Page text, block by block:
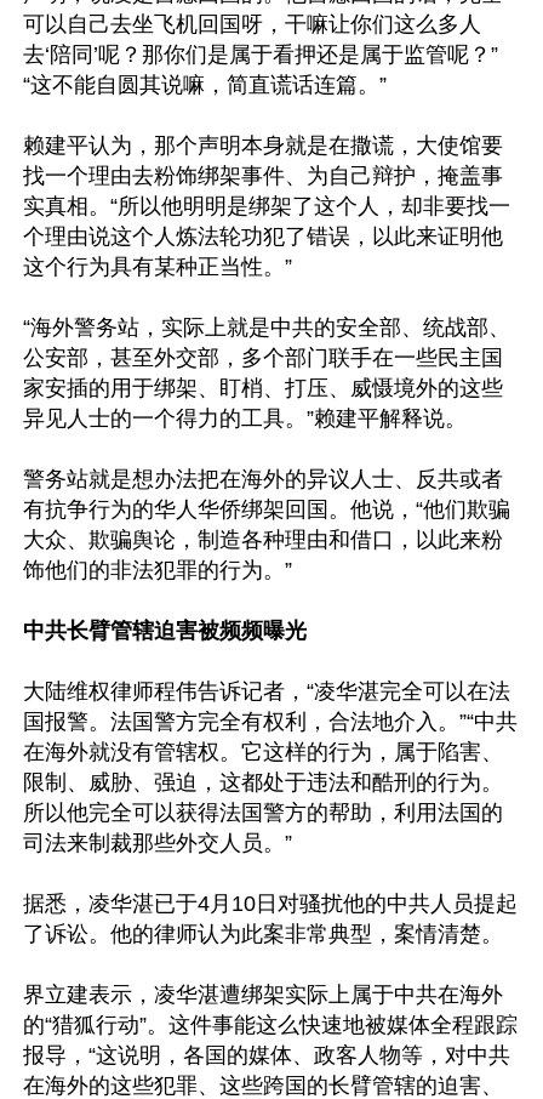
可以自己去坐飞机回国呀，干嘛让你们这么多人
去‘陪同’呢？那你们是属于看押还是属于监管呢？”
“这不能自圆其说嘛，简直谎话连篇。”
赖建平认为，那个声明本身就是在撒谎，大使馆要
找一个理由去粉饰绑架事件、为自己辩护，掩盖事
实真相。“所以他明明是绑架了这个人，却非要找一
个理由说这个人炼法轮功犯了错误，以此来证明他
这个行为具有某种正当性。”
“海外警务站，实际上就是中共的安全部、统战部、
公安部，甚至外交部，多个部门联手在一些民主国
家安插的用于绑架、盯梢、打压、威慑境外的这些
异见人士的一个得力的工具。”赖建平解释说。
警务站就是想办法把在海外的异议人士、反共或者
有抗争行为的华人华侨绑架回国。他说，“他们欺骗
大众、欺骗舆论，制造各种理由和借口，以此来粉
饰他们的非法犯罪的行为。”
中共长臂管辖迫害被频频曝光
大陆维权律师程伟告诉记者，“凌华湛完全可以在法
国报警。法国警方完全有权利，合法地介入。”“中共
在海外就没有管辖权。它这样的行为，属于陷害、
限制、威胁、强迫，这都处于违法和酷刑的行为。
所以他完全可以获得法国警方的帮助，利用法国的
司法来制裁那些外交人员。”
据悉，凌华湛已于4月10日对骚扰他的中共人员提起
了诉讼。他的律师认为此案非常典型，案情清楚。
界立建表示，凌华湛遭绑架实际上属于中共在海外
的“猎狐行动”。这件事能这么快速地被媒体全程跟踪
报导，“这说明，各国的媒体、政客人物等，对中共
在海外的这些犯罪、这些跨国的长臂管辖的迫害、